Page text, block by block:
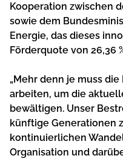
Kooperation zwischen
sowie dem
Energie, das dieses
Förderquote von 26,36
„Mehr denn je muss
arbeiten, um die
bewältigen. Unser
künftige Generationen
kontinuierlichen
Organisation und